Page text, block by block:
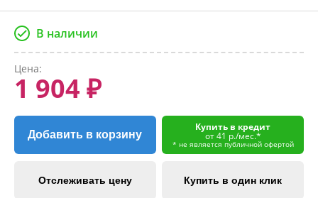
В наличии
Цена:
1 904 ₽
Добавить в корзину
Купить в кредит
от 41 р./мес.*
* не является публичной офертой
Отслеживать цену Купить в один клик